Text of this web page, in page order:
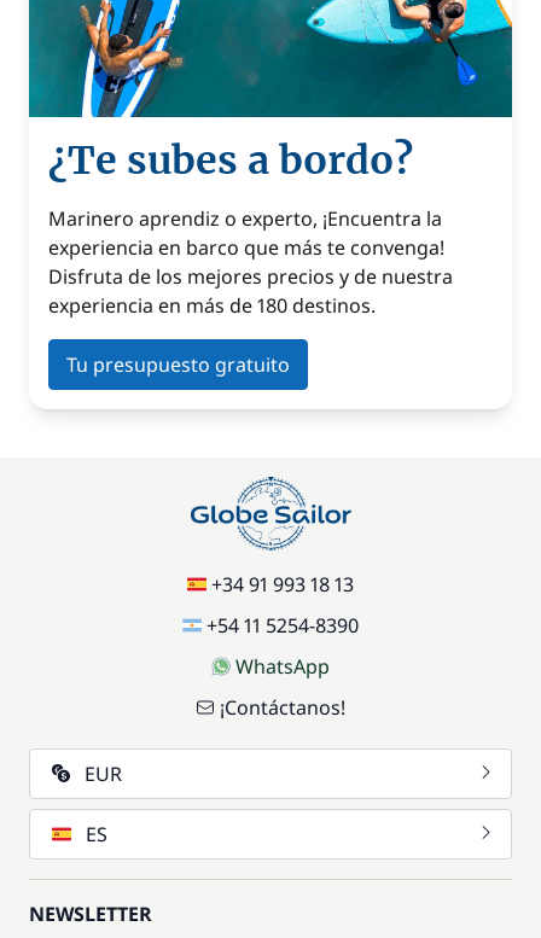
¿Te subes a bordo?
Marinero aprendiz o experto, ¡Encuentra la
experiencia en barco que más te convenga!
Disfruta de los mejores precios y de nuestra
experiencia en más de 180 destinos.
Tu presupuesto gratuito
+34 91 993 18 13
+54 11 5254-8390
WhatsApp
¡Contáctanos!
EUR
ES
NEWSLETTER